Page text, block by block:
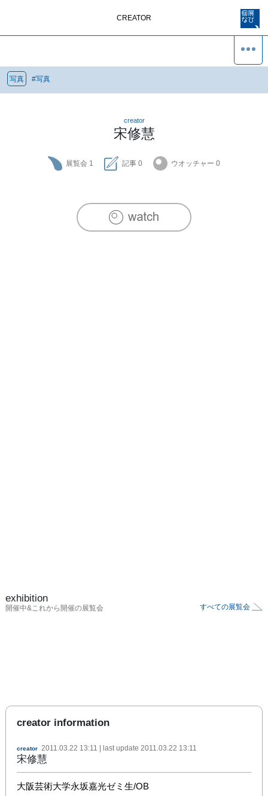
CREATOR
写真 #写真
creator
宋修慧
展覧会 1 記事 0 ウオッチャー 0
exhibition
開催中&これから開催の展覧会 すべての展覧会
creator information
creator 2011.03.22 13:11 | last update 2011.03.22 13:11
宋修慧
大阪芸術大学永坂嘉光ゼミ生/OB